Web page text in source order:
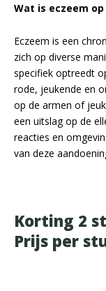
Wat is eczeem
Eczeem is een
zich op diverse
specifiek optreedt
rode, jeukende en
op de armen of
een uitslag op de
reacties en
van deze
Korting 2
Prijs per